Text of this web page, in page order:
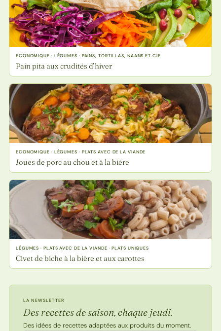
ECONOMIQUE · LÉGUMES · PAINS, TORTILLAS, NAANS ET CIE
Pain pita aux crudités d’hiver
ECONOMIQUE · LÉGUMES · PLATS AVEC DE LA VIANDE
Joues de porc au chou et à la bière
LÉGUMES · PLATS AVEC DE LA VIANDE · PLATS UNIQUES
Civet de biche à la bière et aux carottes
LA NEWSLETTER
Des recettes de saison, chaque jeudi.
Des idées de recettes adaptées aux produits du moment.